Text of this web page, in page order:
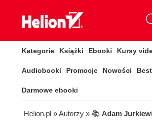
Kategorie Książki Ebooki Kursy
Audiobooki Promocje Nowości
Darmowe ebooki
Helion.pl » Autorzy » 📚 Adam